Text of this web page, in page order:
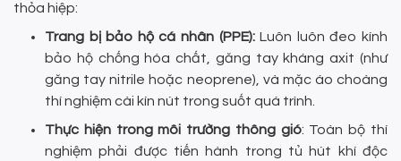
thỏa hiệp:
Trang bị bảo hộ cá nhân (PPE):Luôn luôn đeo kính
bảo hộ chống hóa chất, găng tay kháng axit (như
găng tay nitrile hoặc neoprene), và mặc áo choàng
thí nghiệm cài kín nút trong suốt quá trình.
Thực hiện trong môi trường thông gió: Toàn bộ thí
nghiệm phải được tiến hành trong tủ hút khí độc